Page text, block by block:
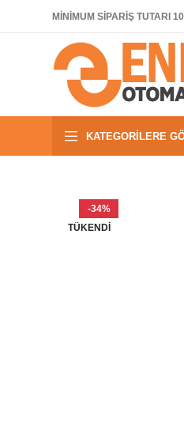
MİNİMUM SİPARİŞ TUTARI
KATEGORILERE
-34%
TÜKENDI